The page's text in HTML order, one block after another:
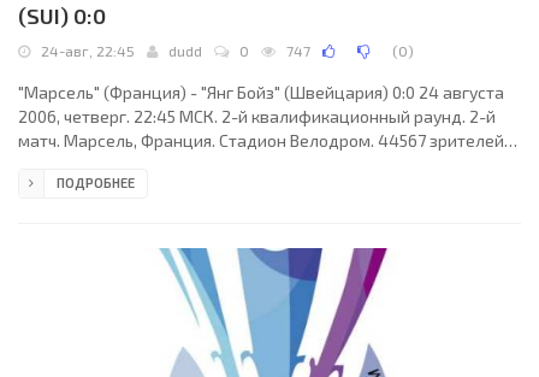
(SUI) 0:0
24-авг, 22:45 dudd 0 747 (0)
"Марсель" (Франция) - "Янг Бойз" (Швейцария) 0:0 24 августа
2006, четверг. 22:45 МСК. 2-й квалификационный раунд. 2-й
матч. Марсель, Франция. Стадион Велодром. 44567 зрителей
Тоде Тикоски (Македония), Марьян Кировски (Македония).
Рибери, Микаэль Пажиc (Абиб Бамого, 70), Мамаду Ньянг,
Туафилу Маулида (Уилсон Орума, 76), Сабри
ПОДРОБНЕЕ